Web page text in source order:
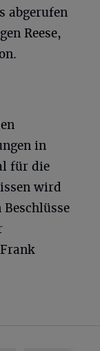
abgerufen
Reese,
in
für die
wird